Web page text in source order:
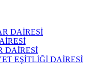
DAİRESİ
DAİRESİ
EŞİTLİĞİ DAİRESİ